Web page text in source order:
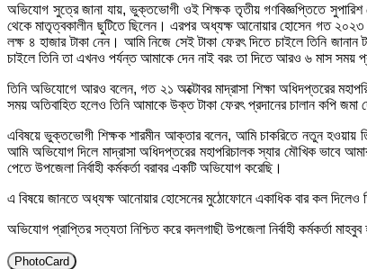
অভিযোগ সুত্রে জানা যায়, ভুক্তভোগী ওই শিক্ষক তৃতীয় গণবিজ্ঞপ্তিতে সুপারিশ
থেকে মাতৃত্বকালীন ছুটিতে ছিলেন। এরপর অধ্যক্ষ আনোয়ার হোসেন গত ২০২৩
লক্ষ ৪ হাজার টাকা নেন। আমি নিজে সেই টাকা ফেরৎ দিতে চাইলে তিনি
চাইলে তিনি তা এখনও পর্যন্ত আমাকে দেন নাই বরং তা দিতে আরও ৬ মাস সময়
তিনি অভিযোগে আরও বলেন, গত ২১ অক্টোবর মাদ্রাসা শিক্ষা অধিদপ্তরের
সময় অতিবাহিত হলেও তিনি আমাকে উক্ত টাকা ফেরৎ প্রদানের চালান কপি
এবিষয়ে ভুক্তভোগী শিক্ষক শারমীন আক্তার বলেন, আমি চাকরিতে নতুন হওয়ায়
আমি অভিযোগ দিলে মাদ্রাসা অধিদপ্তরের মহাপরিচালক স্যার মৌখিক ভাবে
পেতে উপজেলা নির্বাহী কর্মকর্তা বরাবর একটি অভিযোগ করেছি।
এ বিষয়ে জানতে অধ্যক্ষ আনোয়ার হোসেনের মুঠোফোনে একাধিক বার কল দিলেও
অভিযোগ প্রাপ্তির সত্যতা নিশ্চিত করে বদলগাছী উপজেলা নির্বাহী কর্মকর্তা
PhotoCard